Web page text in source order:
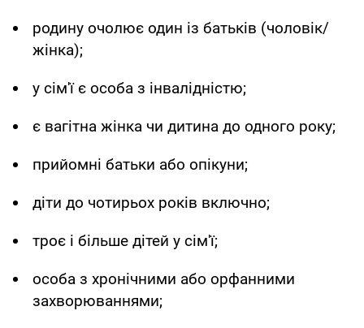
родину очолює один із батьків (чоловік/
жінка);
у сім'ї є особа з інвалідністю;
є вагітна жінка чи дитина до одного року;
прийомні батьки або опікуни;
діти до чотирьох років включно;
троє і більше дітей у сім'ї;
особа з хронічними або орфанними
захворюваннями;